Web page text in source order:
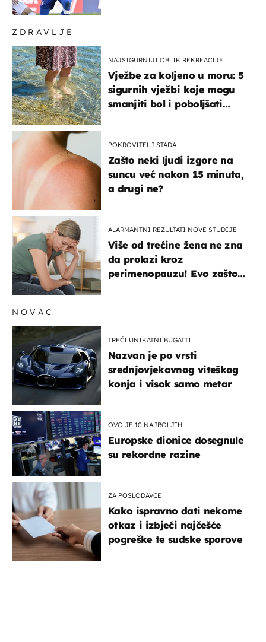
ZDRAVLJE
NAJSIGURNIJI OBLIK REKREACIJE
Vježbe za koljeno u moru: 5
sigurnih vježbi koje mogu
smanjiti bol i poboljšati
POKROVITELJ STADA
Zašto neki ljudi izgore na
suncu već nakon 15 minuta,
a drugi ne?
ALARMANTNI REZULTATI NOVE STUDIJE
Više od trećine žena ne zna
da prolazi kroz
perimenopauzu! Evo zašto
NOVAC
TREĆI UNIKATNI BUGATTI
Nazvan je po vrsti
srednjovjekovnog viteškog
konja i visok samo metar
OVO JE 10 NAJBOLJIH
Europske dionice dosegnule
su rekordne razine
ZA POSLODAVCE
Kako ispravno dati nekome
otkaz i izbjeći najčešće
pogreške te sudske sporove